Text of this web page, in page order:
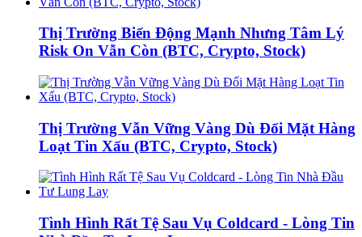
Thị Trường Biến Động Mạnh Nhưng Tâm Lý
Risk On Vẫn Còn (BTC, Crypto, Stock)
Thị Trường Vẫn Vững Vàng Dù Đối Mặt Hàng
Loạt Tin Xấu (BTC, Crypto, Stock)
Tình Hình Rất Tệ Sau Vụ Coldcard - Lòng Tin